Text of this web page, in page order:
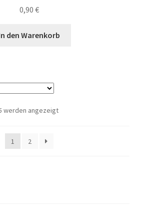
0,90 €
den Warenkorb
werden angezeigt
1 2